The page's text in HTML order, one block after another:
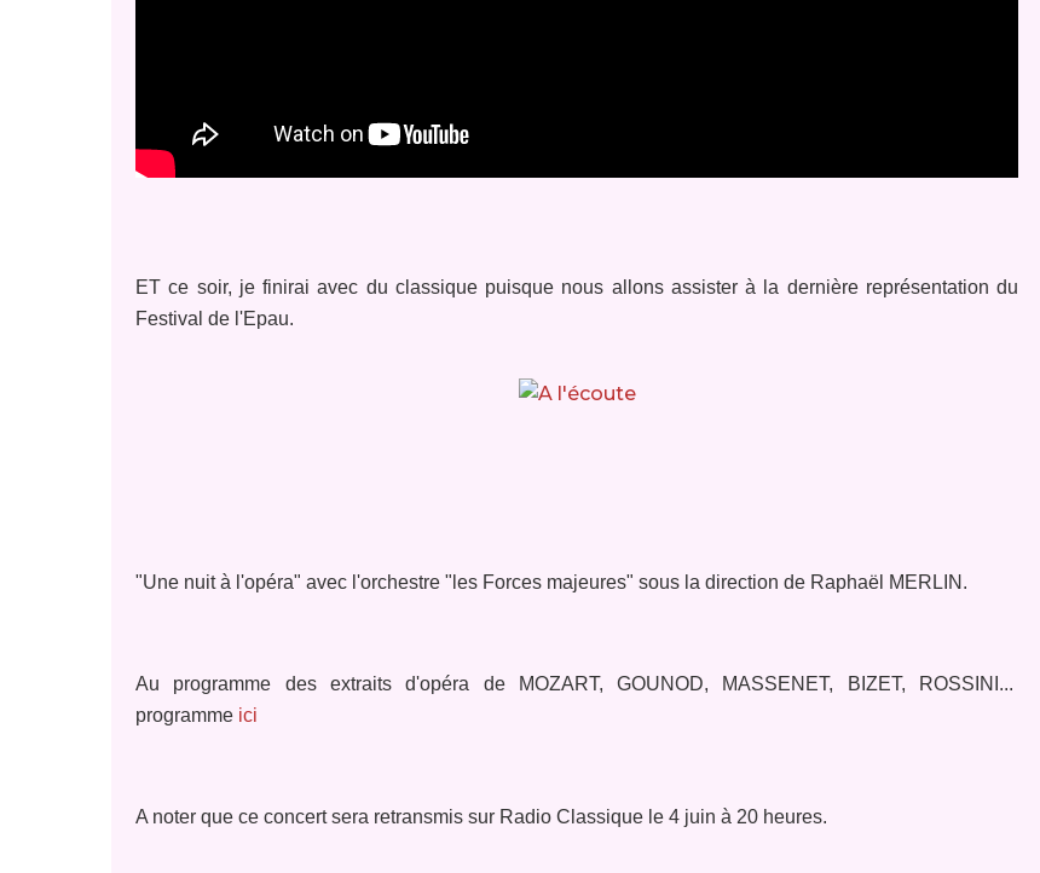
ET ce soir, je finirai avec du classique puisque nous allons assister à la dernière représentation du
Festival de l'Epau.
"Une nuit à l'opéra" avec l'orchestre "les Forces majeures" sous la direction de Raphaël MERLIN.
Au programme des extraits d'opéra de MOZART, GOUNOD, MASSENET, BIZET, ROSSINI...
programme ici
A noter que ce concert sera retransmis sur Radio Classique le 4 juin à 20 heures.